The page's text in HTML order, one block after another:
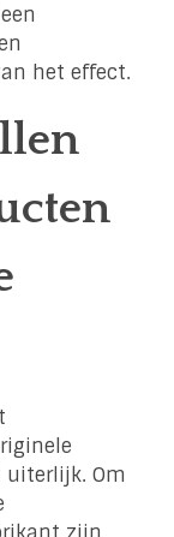
het effect.
uiterlijk. Om